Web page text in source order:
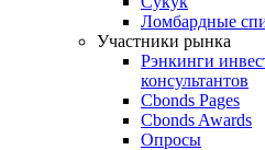
Ломбардные
Участники рынка
Рэнкинги
консультантов
Cbonds Pages
Cbonds Awards
Опросы